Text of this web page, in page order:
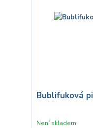
Bublifuková
Není skladem